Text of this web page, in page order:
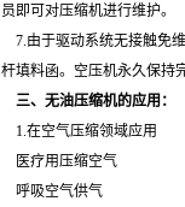
员即可对压缩机进行维护。
7.由于驱动系统无接触免
杆填料函。空压机永久保持
三、无油压缩机的应用：
1.在空气压缩领域应用
医疗用压缩空气
呼吸空气供气